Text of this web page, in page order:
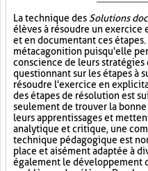
La technique des Solutions
élèves à résoudre un exercice
et en documentant ces
métacagonition puisqu'elle
conscience de leurs
questionnant sur les étapes à
résoudre l'exercice en
des étapes de résolution est
seulement de trouver la
leurs apprentissages et
analytique et critique, une
technique pédagogique est
place et aisément adaptée à
également le développement